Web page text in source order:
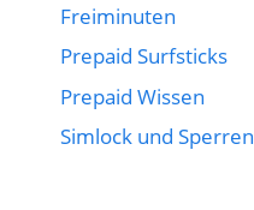
Freiminuten
Prepaid Surfsticks
Prepaid Wissen
Simlock und Sperren